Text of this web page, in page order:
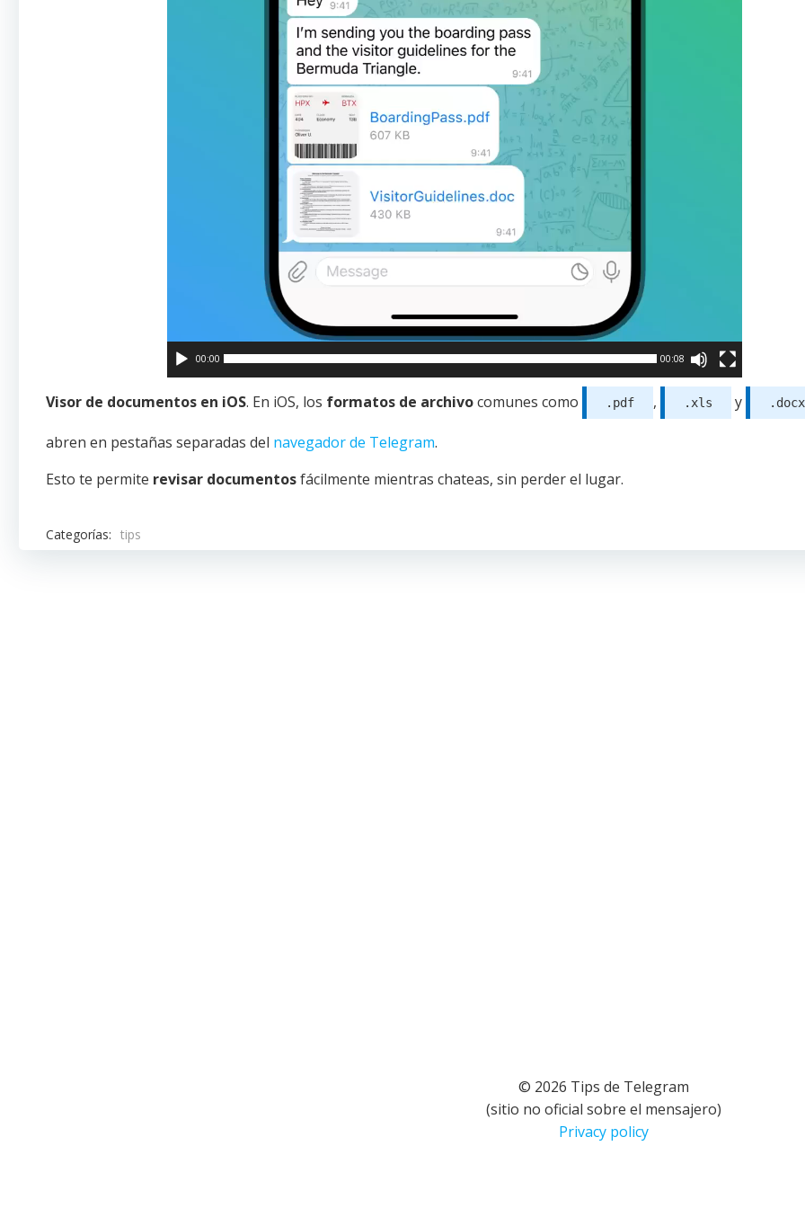
00:00 00:08
Visor de documentos en iOS. En iOS, los formatos de archivocomunes como .pdf , .xls y .docx
abren en pestañas separadas del navegador de Telegram.
Esto te permite revisar documentosfácilmente mientras chateas, sin perder el lugar.
Categorías: tips
© 2026 Tips de Telegram
(sitio no oficial sobre el mensajero)
Privacy policy